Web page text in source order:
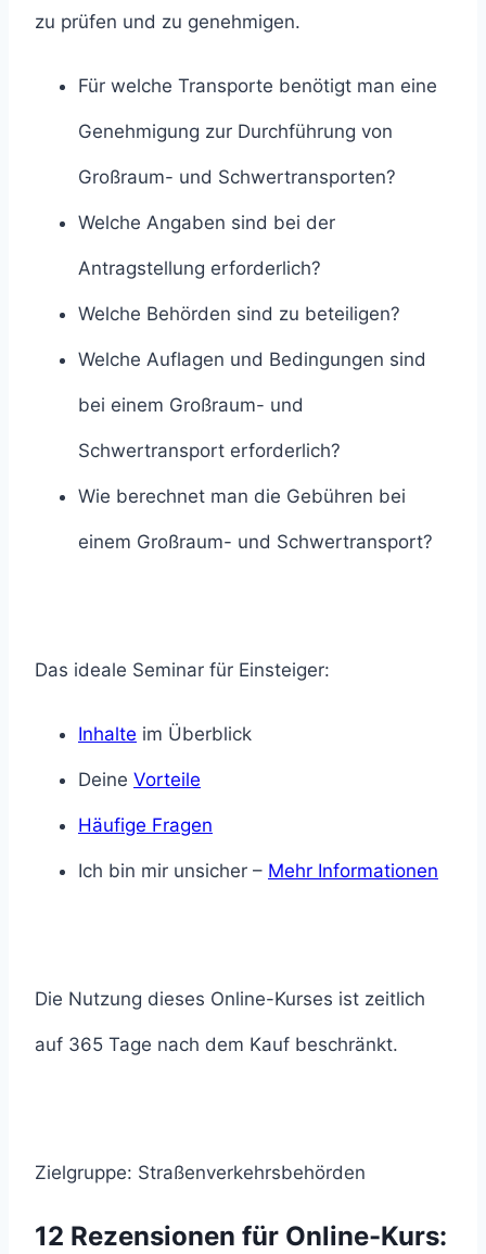
zu prüfen und zu genehmigen.
Für welche Transporte benötigt man eine
Genehmigung zur Durchführung von
Großraum- und Schwertransporten?
Welche Angaben sind bei der
Antragstellung erforderlich?
Welche Behörden sind zu beteiligen?
Welche Auflagen und Bedingungen sind
bei einem Großraum- und
Schwertransport erforderlich?
Wie berechnet man die Gebühren bei
einem Großraum- und Schwertransport?
Das ideale Seminar für Einsteiger:
Inhalte im Überblick
Deine Vorteile
Häufige Fragen
Ich bin mir unsicher – Mehr Informationen
Die Nutzung dieses Online-Kurses ist zeitlich
auf 365 Tage nach dem Kauf beschränkt.
Zielgruppe: Straßenverkehrsbehörden
12 Rezensionen für Online-Kurs: